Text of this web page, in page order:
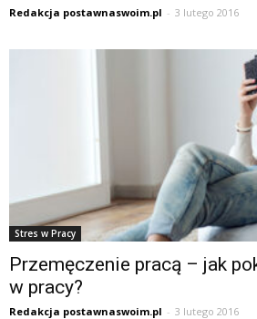
Redakcja postawnaswoim.pl - 3 lutego 2016
Stres w Pracy
Przemęczenie pracą – jak
w pracy?
Redakcja postawnaswoim.pl - 3 lutego 2016